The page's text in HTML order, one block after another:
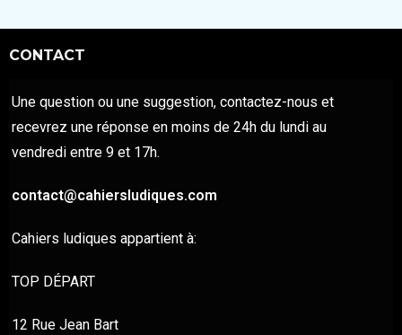
CONTACT
Une question ou une suggestion, contactez-nous et
recevrez une réponse en moins de 24h du lundi au
vendredi entre 9 et 17h.
contact@cahiersludiques.com
Cahiers ludiques appartient à:
TOP DÉPART
12 Rue Jean Bart